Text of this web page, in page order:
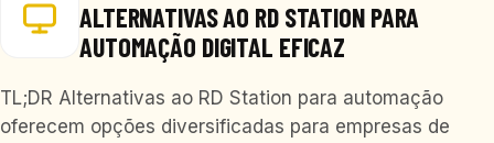
ALTERNATIVAS AO RD STATION PARA
AUTOMAÇÃO DIGITAL EFICAZ
TL;DR Alternativas ao RD Station para automação
oferecem opções diversificadas para empresas de